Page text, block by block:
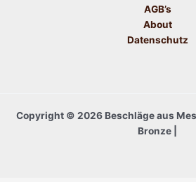
AGB’s
About
Datenschutz
Copyright © 2026 Beschläge aus
Bronze |